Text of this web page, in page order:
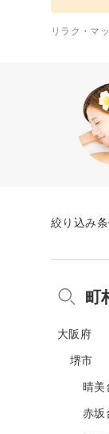
リラク・マ
絞り込み条
町
大阪府
堺市
晴美
赤坂